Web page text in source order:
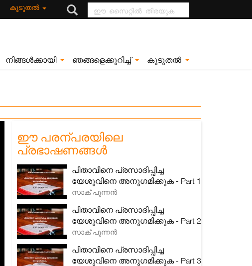
കൂടുതൽ
ഈ സൈറ്റിൽ
തിരയുക
നിങ്ങൾക്കായി ഞങ്ങളെക്കുറിച്ച് കൂടുതൽ
ഈ പരന്പരയിലെ
പ്രഭാഷണങ്ങൾ
പിതാവിനെ പ്രസാദിപ്പിച്ച
യേശുവിനെ അനുഗമിക്കുക - Part 1
സാക് പുന്നൻ
പിതാവിനെ പ്രസാദിപ്പിച്ച
യേശുവിനെ അനുഗമിക്കുക - Part 2
സാക് പുന്നൻ
പിതാവിനെ പ്രസാദിപ്പിച്ച
യേശുവിനെ അനുഗമിക്കുക - Part 3